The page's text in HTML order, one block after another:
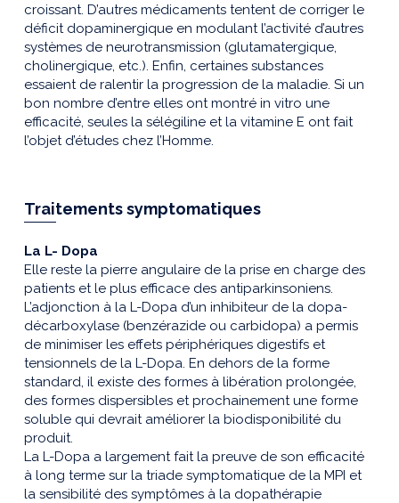
croissant. D’autres médicaments tentent de corriger le
déficit dopaminergique en modulant l’activité d’autres
systèmes de neurotransmission (glutamatergique,
cholinergique, etc.). Enfin, certaines substances
essaient de ralentir la progression de la maladie. Si un
bon nombre d’entre elles ont montré in vitro une
efficacité, seules la sélégiline et la vitamine E ont fait
l’objet d’études chez l’Homme.
Traitements symptomatiques
La L- Dopa
Elle reste la pierre angulaire de la prise en charge des
patients et le plus efficace des antiparkinsoniens.
L’adjonction à la L-Dopa d’un inhibiteur de la dopa-
décarboxylase (benzérazide ou carbidopa) a permis
de minimiser les effets périphériques digestifs et
tensionnels de la L-Dopa. En dehors de la forme
standard, il existe des formes à libération prolongée,
des formes dispersibles et prochainement une forme
soluble qui devrait améliorer la biodisponibilité du
produit.
La L-Dopa a largement fait la preuve de son efficacité
à long terme sur la triade symptomatique de la MPI et
la sensibilité des symptômes à la dopathérapie